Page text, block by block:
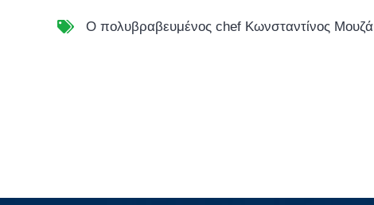
Ο πολυβραβευμένος chef Κωνσταντίνος